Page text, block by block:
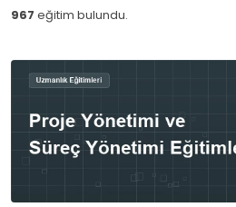
967 eğitim bulundu.